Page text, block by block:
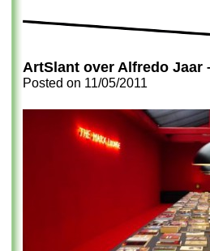
ArtSlant over Alfredo Jaar
Posted on 11/05/2011